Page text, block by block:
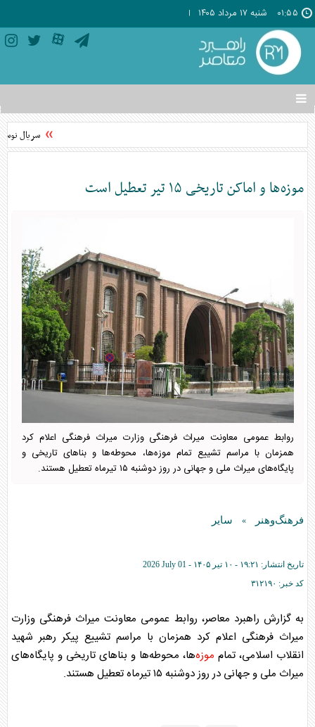
۰۱:۵۵ شنبه ۱۷ مرداد ۱۴۰۵
تغییر
وضعیت
منوی
ها
سریال
موزه‌ها و اماکن تاریخی ۱۵ تیر تعطیل است
روابط عمومی معاونت میراث فرهنگی وزارت میراث فرهنگی اعلام کرد
همزمان با مراسم تشییع تمام موزه‌ها، محوطه‌ها و بنا‌های تاریخی و
پایگاه‌های میراث ملی و جهانی در روز دوشنبه ۱۵ تیرماه تعطیل هستند.
فرهنگ‌وهنر » سایر
تاریخ انتشار: ۱۹:۲۱ - ۱۰ تير ۱۴۰۵ -
2026 July 01
کد خبر: ۳۱۲۱۹۰
به گزارش راهبرد معاصر، روابط عمومی معاونت میراث فرهنگی وزارت
میراث فرهنگی اعلام کرد همزمان با مراسم تشییع پیکر رهبر شهید
انقلاب اسلامی، تمام موزه‌ها، محوطه‌ها و بنا‌های تاریخی و پایگاه‌های
میراث ملی و جهانی در روز دوشنبه ۱۵ تیرماه تعطیل هستند.